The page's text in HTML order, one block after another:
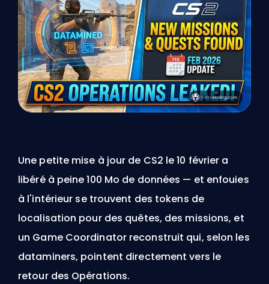
Une petite mise à jour de CS2 le 10 février a
libéré à peine 100 Mo de données — et enfouies
à l'intérieur se trouvent des tokens de
localisation pour des quêtes, des missions, et
un Game Coordinator reconstruit qui, selon les
dataminers, pointent directement vers le
retour des Opérations.